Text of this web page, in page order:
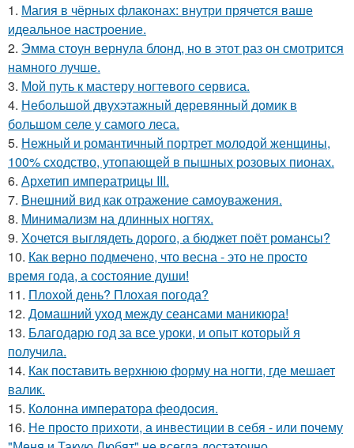
1. Магия в чёрных флаконах: внутри прячется ваше
идеальное настроение.
2. Эмма стоун вернула блонд, но в этот раз он смотрится
намного лучше.
3. Мой путь к мастеру ногтевого сервиса.
4. Небольшой двухэтажный деревянный домик в
большом селе у самого леса.
5. Нежный и романтичный портрет молодой женщины,
100% сходство, утопающей в пышных розовых пионах.
6. Архетип императрицы III.
7. Внешний вид как отражение самоуважения.
8. Минимализм на длинных ногтях.
9. Хочется выглядеть дорого, а бюджет поёт романсы?
10. Как верно подмечено, что весна - это не просто
время года, а состояние души!
11. Плохой день? Плохая погода?
12. Домашний уход между сеансами маникюра!
13. Благодарю год за все уроки, и опыт который я
получила.
14. Как поставить верхнюю форму на ногти, где мешает
валик.
15. Колонна императора феодосия.
16. Не просто прихоти, а инвестиции в себя - или почему